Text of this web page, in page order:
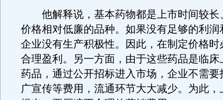
他解释说，基本药物都是上市时间较长
价格相对低廉的品种。如果没有足够的利润
企业没有生产积极性。因此，在制定价格时
合理盈利。另一方面，由于这些药品是临床
药品，通过公开招标进入市场，企业不需要
广宣传等费用，流通环节大大减少。为此